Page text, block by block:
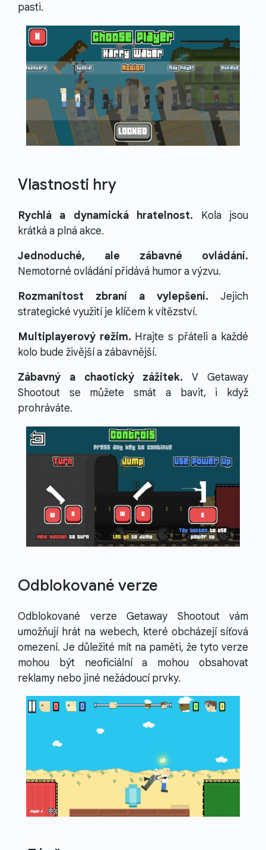
pasti.
Vlastnosti hry
Rychlá a dynamická hratelnost. Kola jsou
krátká a plná akce.
Jednoduché, ale zábavné ovládání.
Nemotorné ovládání přidává humor a výzvu.
Rozmanitost zbraní a vylepšení. Jejich
strategické využití je klíčem k vítězství.
Multiplayerový režim. Hrajte s přáteli a každé
kolo bude živější a zábavnější.
Zábavný a chaotický zážitek. V Getaway
Shootout se můžete smát a bavit, i když
prohráváte.
Odblokované verze
Odblokované verze Getaway Shootout vám
umožňují hrát na webech, které obcházejí síťová
omezení. Je důležité mít na paměti, že tyto verze
mohou být neoficiální a mohou obsahovat
reklamy nebo jiné nežádoucí prvky.